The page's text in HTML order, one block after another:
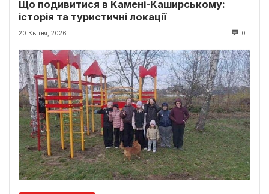
Що подивитися в Камені-Каширському:
історія та туристичні локації
20 Квітня, 2026 0